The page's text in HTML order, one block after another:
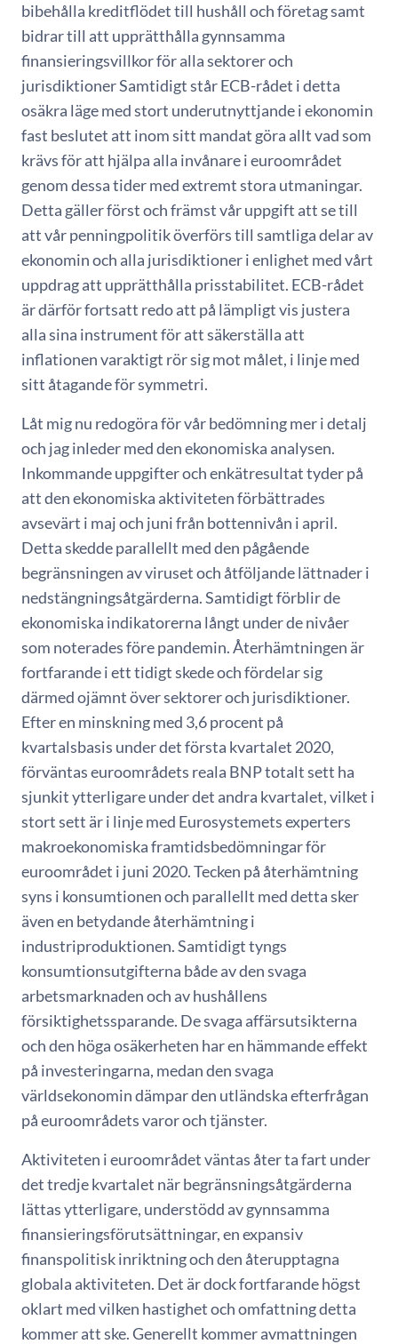
bibehålla kreditflödet till hushåll och företag samt
bidrar till att upprätthålla gynnsamma
finansieringsvillkor för alla sektorer och
jurisdiktioner Samtidigt står ECB-rådet i detta
osäkra läge med stort underutnyttjande i ekonomin
fast beslutet att inom sitt mandat göra allt vad som
krävs för att hjälpa alla invånare i euroområdet
genom dessa tider med extremt stora utmaningar.
Detta gäller först och främst vår uppgift att se till
att vår penningpolitik överförs till samtliga delar av
ekonomin och alla jurisdiktioner i enlighet med vårt
uppdrag att upprätthålla prisstabilitet. ECB-rådet
är därför fortsatt redo att på lämpligt vis justera
alla sina instrument för att säkerställa att
inflationen varaktigt rör sig mot målet, i linje med
sitt åtagande för symmetri.
Låt mig nu redogöra för vår bedömning mer i detalj
och jag inleder med den ekonomiska analysen.
Inkommande uppgifter och enkätresultat tyder på
att den ekonomiska aktiviteten förbättrades
avsevärt i maj och juni från bottennivån i april.
Detta skedde parallellt med den pågående
begränsningen av viruset och åtföljande lättnader i
nedstängningsåtgärderna. Samtidigt förblir de
ekonomiska indikatorerna långt under de nivåer
som noterades före pandemin. Återhämtningen är
fortfarande i ett tidigt skede och fördelar sig
därmed ojämnt över sektorer och jurisdiktioner.
Efter en minskning med 3,6 procent på
kvartalsbasis under det första kvartalet 2020,
förväntas euroområdets reala BNP totalt sett ha
sjunkit ytterligare under det andra kvartalet, vilket i
stort sett är i linje med Eurosystemets experters
makroekonomiska framtidsbedömningar för
euroområdet i juni 2020. Tecken på återhämtning
syns i konsumtionen och parallellt med detta sker
även en betydande återhämtning i
industriproduktionen. Samtidigt tyngs
konsumtionsutgifterna både av den svaga
arbetsmarknaden och av hushållens
försiktighetssparande. De svaga affärsutsikterna
och den höga osäkerheten har en hämmande effekt
på investeringarna, medan den svaga
världsekonomin dämpar den utländska efterfrågan
på euroområdets varor och tjänster.
Aktiviteten i euroområdet väntas åter ta fart under
det tredje kvartalet när begränsningsåtgärderna
lättas ytterligare, understödd av gynnsamma
finansieringsförutsättningar, en expansiv
finanspolitisk inriktning och den återupptagna
globala aktiviteten. Det är dock fortfarande högst
oklart med vilken hastighet och omfattning detta
kommer att ske. Generellt kommer avmattningen